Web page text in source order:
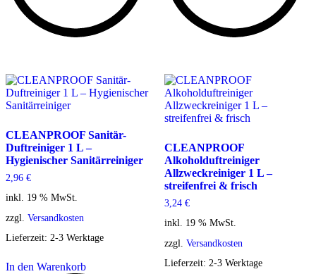
CLEANPROOF Sanitär-
Duftreiniger 1 L –
Hygienischer Sanitärreiniger
2,96 €
inkl. 19 % MwSt.
zzgl. Versandkosten
Lieferzeit: 2-3 Werktage
In den Warenkorb
CLEANPROOF
Alkoholduftreiniger
Allzweckreiniger 1 L –
streifenfrei & frisch
3,24 €
inkl. 19 % MwSt.
zzgl. Versandkosten
Lieferzeit: 2-3 Werktage